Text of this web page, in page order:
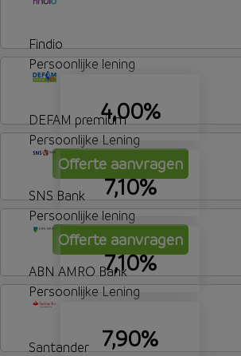
Findio
Persoonlijke lening
4,00%
Offerte aanvragen
DEFAM premium
Persoonlijke Lening
7,10%
Offerte aanvragen
SNS Bank
Persoonlijke lening
7,10%
ABN AMRO Bank
Persoonlijke Lening
7,90%
Santander